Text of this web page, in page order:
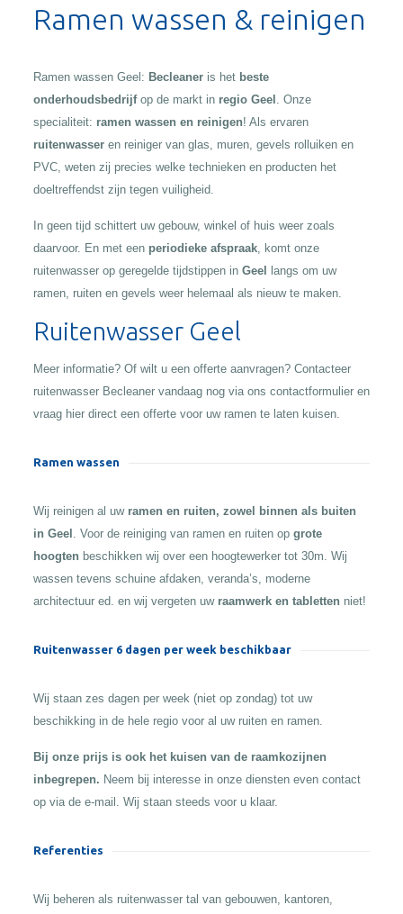
Ramen wassen & reinigen
Ramen wassen Geel: Becleaneris het beste
onderhoudsbedrijfop de markt in regio Geel . Onze
specialiteit: ramen wassen en reinigen! Als ervaren
ruitenwasseren reiniger van glas, muren, gevels rolluiken en
PVC, weten zij precies welke technieken en producten het
doeltreffendst zijn tegen vuiligheid.
In geen tijd schittert uw gebouw, winkel of huis weer zoals
daarvoor. En met een periodieke afspraak, komt onze
ruitenwasser op geregelde tijdstippen in Geel
langs om uw
ramen, ruiten en gevels weer helemaal als nieuw te maken.
Ruitenwasser Geel
Meer informatie? Of wilt u een offerte aanvragen? Contacteer
ruitenwasser Becleaner vandaag nog via ons contactformulier en
vraag hier direct een offerte voor uw ramen te laten kuisen.
Ramen wassen
Wij reinigen al uw ramen en ruiten, zowel binnen als buiten
in Geel . Voor de reiniging van ramen en ruiten op grote
hoogten beschikken wij over een hoogtewerker tot 30m. Wij
wassen tevens schuine afdaken, veranda’s, moderne
architectuur ed. en wij vergeten uw raamwerk en tabletten niet!
Ruitenwasser 6 dagen per week beschikbaar
Wij staan zes dagen per week (niet op zondag) tot uw
beschikking in de hele regio voor al uw ruiten en ramen.
Bij onze prijs is ook het kuisen van de raamkozijnen
inbegrepen. Neem bij interesse in onze diensten even contact
op via de e-mail. Wij staan steeds voor u klaar.
Referenties
Wij beheren als ruitenwasser tal van gebouwen, kantoren,